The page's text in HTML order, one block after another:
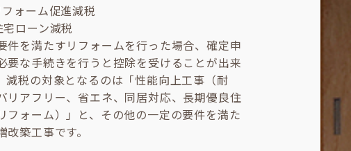
ォーム促進減税
ローン減税
件を満たすリフォームを行った場合、確定申
要な手続きを行うと控除を受けることが出来
減税の対象となるのは「性能向上工事（耐
リアフリー、省エネ、同居対応、長期優良住
フォーム）」と、その他の一定の要件を満た
改築工事です。